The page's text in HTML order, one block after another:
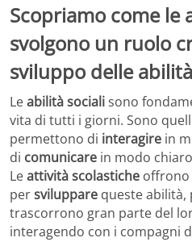
Scopriamo come le
svolgono un ruolo
sviluppo delle
Leabilità socialisono
vita di tutti i giorni. Sono
permettono di interagire in
di comunicare in modo
Leattività scolastiche offrono
persviluppare queste abilità,
trascorrono gran parte del
interagendo con i compagni